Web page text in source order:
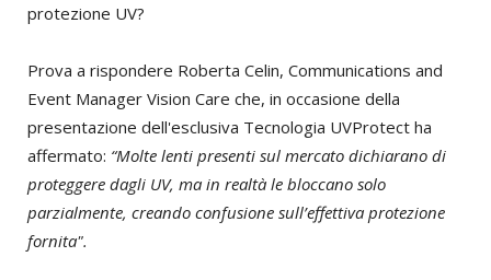
protezione UV?
Prova a rispondere Roberta Celin, Communications and
Event Manager Vision Care che, in occasione della
presentazione dell'esclusiva Tecnologia UVProtect ha
affermato: “Molte lenti presenti sul mercato dichiarano di
proteggere dagli UV, ma in realtà le bloccano solo
parzialmente, creando confusione sull’effettiva protezione
fornita".